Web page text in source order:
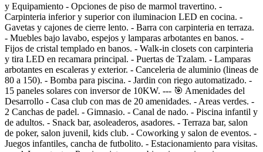
y Equipamiento - Opciones de piso de marmol travertino. -
Carpinteria inferior y superior con iluminacion LED en cocina. -
Gavetas y cajones de cierre lento. - Barra con carpinteria en terraza.
- Muebles bajo lavabo, espejos y lamparas arbotantes en banos. -
Fijos de cristal templado en banos. - Walk-in closets con carpinteria
y tira LED en recamara principal. - Puertas de Tzalam. - Lamparas
arbotantes en escaleras y exterior. - Canceleria de aluminio (lineas de
80 a 150). - Bomba para piscina. - Jardin con riego automatizado. -
15 paneles solares con inversor de 10KW. --- 🎯 Amenidades del
Desarrollo - Casa club con mas de 20 amenidades. - Areas verdes. -
2 Canchas de padel. - Gimnasio. - Canal de nado. - Piscina infantil y
de adultos. - Snack bar, asoleaderos, asadores. - Terraza bar, salon
de poker, salon juvenil, kids club. - Coworking y salon de eventos. -
Juegos infantiles, cancha de futbolito. - Estacionamiento para visitas.